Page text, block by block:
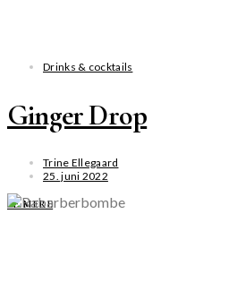
Drinks & cocktails
Ginger Drop
Trine Ellegaard
25. juni 2022
SE MERE